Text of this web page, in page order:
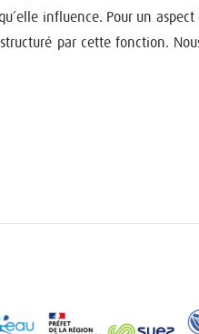
influence. Pour un aspect
par cette fonction.